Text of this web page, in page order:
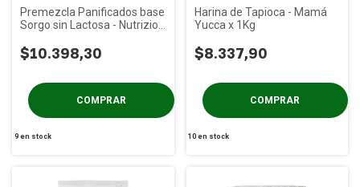
Premezcla Panificados base
Sorgo sin Lactosa - Nutrizio
$10.398,30
9en stock
Harina de Tapioca - Mamá
Yucca x 1Kg
$8.337,90
10 en stock